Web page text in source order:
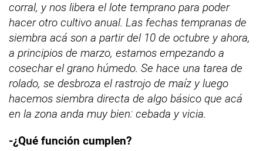
corral, y nos libera el lote temprano para poder
hacer otro cultivo anual. Las fechas tempranas de
siembra acá son a partir del 10 de octubre y ahora,
a principios de marzo, estamos empezando a
cosechar el grano húmedo. Se hace una tarea de
rolado, se desbroza el rastrojo de maíz y luego
hacemos siembra directa de algo básico que acá
en la zona anda muy bien: cebada y vicia.
-¿Qué función cumplen?